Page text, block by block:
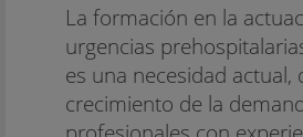
La formación en la
urgencias
es una necesidad actual,
crecimiento de la